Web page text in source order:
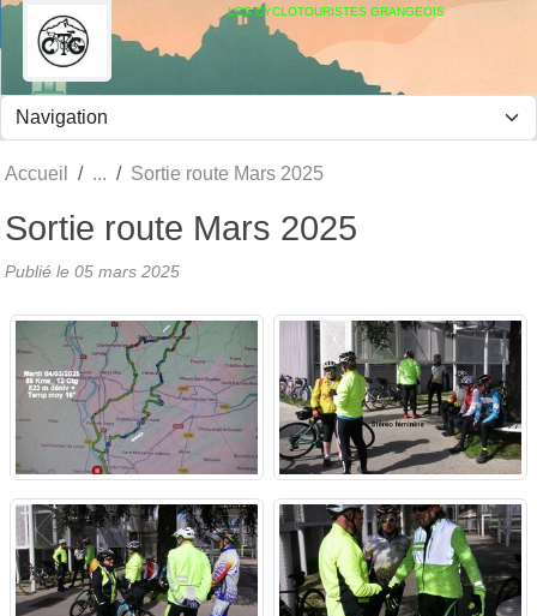
LES CYCLOTOURISTES GRANGEOIS
Accueil Sortie route Mars 2025
Sortie route Mars 2025
Publié le 05 mars 2025
Panneau de gestion des cookies